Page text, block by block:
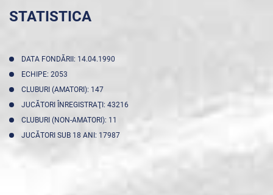
STATISTICA
DATA FONDĂRII: 14.04.1990
ECHIPE: 2053
CLUBURI (AMATORI): 147
JUCĂTORI ÎNREGISTRAŢI: 43216
CLUBURI (NON-AMATORI): 11
JUCĂTORI SUB 18 ANI: 17987